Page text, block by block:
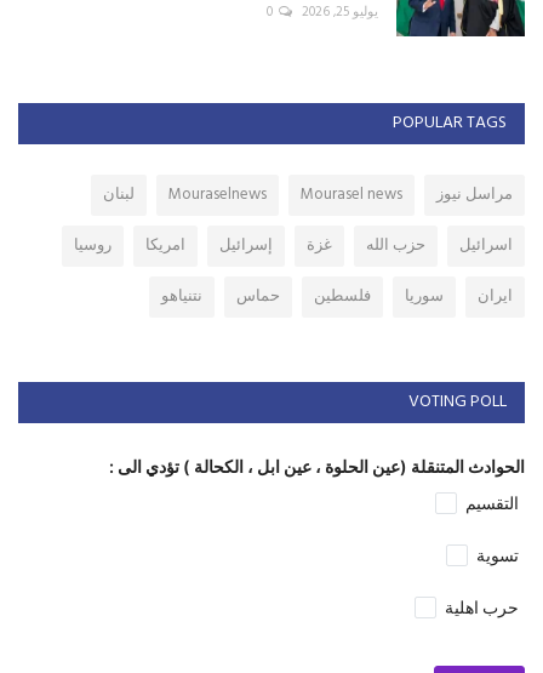
يوليو 25, 2026 0
POPULAR TAGS
مراسل نيوز Mourasel news
Mouraselnews
لبنان
اسرائيل
حزب الله غزة إسرائيل امريكا
روسيا
ايران
سوريا فلسطين حماس نتنياهو
VOTING POLL
الحوادث المتنقلة (عين الحلوة ، عين ابل ، الكحالة ) تؤدي الى :
التقسيم
تسوية
حرب اهلية